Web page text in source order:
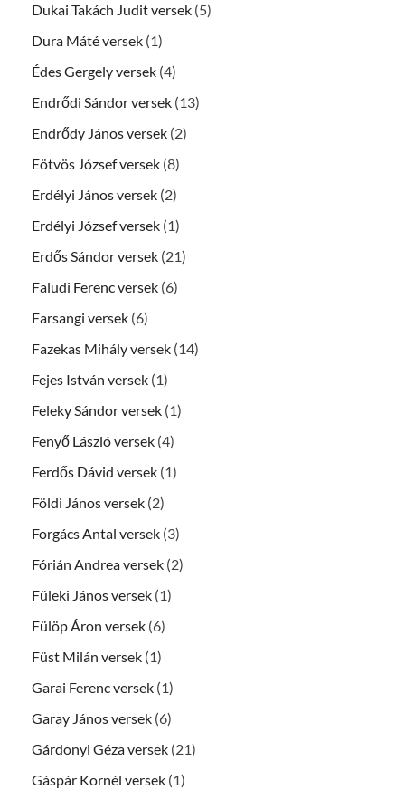
Dukai Takách Judit versek (5)
Dura Máté versek (1)
Édes Gergely versek (4)
Endrődi Sándor versek (13)
Endrődy János versek (2)
Eötvös József versek (8)
Erdélyi János versek (2)
Erdélyi József versek (1)
Erdős Sándor versek (21)
Faludi Ferenc versek (6)
Farsangi versek (6)
Fazekas Mihály versek (14)
Fejes István versek (1)
Feleky Sándor versek (1)
Fenyő László versek (4)
Ferdős Dávid versek (1)
Földi János versek (2)
Forgács Antal versek (3)
Fórián Andrea versek (2)
Füleki János versek (1)
Fülöp Áron versek (6)
Füst Milán versek (1)
Garai Ferenc versek (1)
Garay János versek (6)
Gárdonyi Géza versek (21)
Gáspár Kornél versek (1)